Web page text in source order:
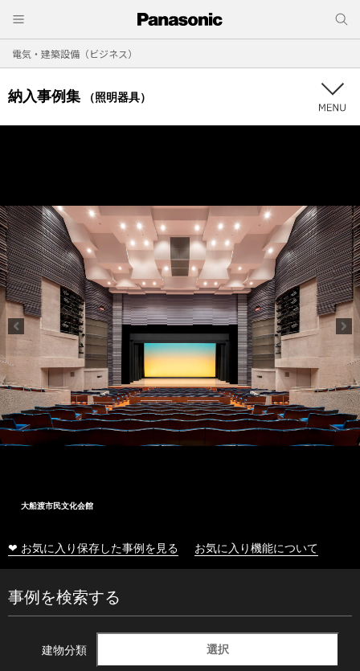
電気・建築設備（ビジネス）
納入事例集 （照明器具）
大船渡市民文化会館
❤ お気に入り保存した事例を見る お気に入り機能について
事例を検索する
建物分類 選択